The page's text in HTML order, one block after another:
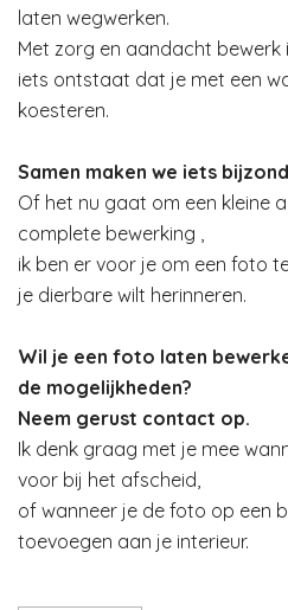
laten wegwerken.
Met zorg en aandacht bewerk
iets ontstaat dat je met een
koesteren.
Samen maken we iets
Of het nu gaat om een kleine
complete bewerking ,
ik ben er voor je om een foto
je dierbare wilt herinneren.
Wil je een foto laten
de mogelijkheden?
Neem gerust contact op.
Ik denk graag met je mee
voor bij het afscheid,
of wanneer je de foto op een
toevoegen aan je interieur.